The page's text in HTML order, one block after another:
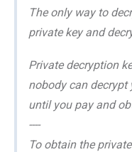
The only way to
private key and
Private decryption
nobody can decrypt
until you pay and
----
To obtain the